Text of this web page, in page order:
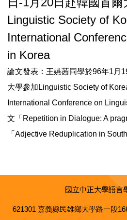
Linguistic Society of
International
in Korea
論文發表：王嬿茜同學於96年1月
大學參加Linguistic Society of
International Conference on
文「Repetition in Dialogue: A
「Adjective Reduplication in
國立中正大學語言
621301 嘉義縣民雄鄉大學路一段